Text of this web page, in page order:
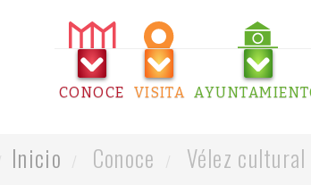
CONOCE VISITA
Inicio Conoce Vélez cultural